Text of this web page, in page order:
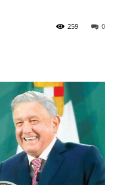
0
259